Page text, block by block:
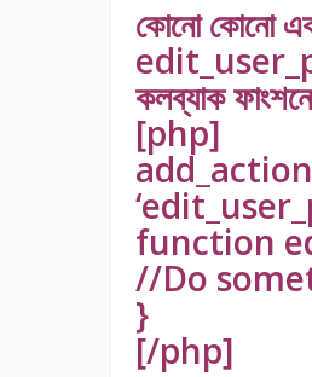
কোনো কোনো
কলব্যাক
[php]
function
//Do
}
[/php]